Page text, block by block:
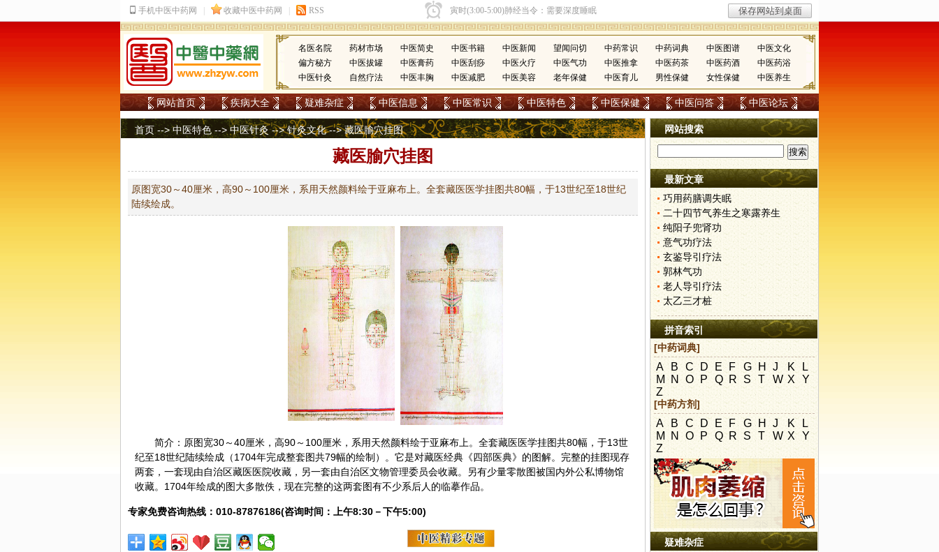
名医名院 药材市场 中医简史 中医书籍 中医新闻 望闻问切 中药常识 中药词典 中医图谱
中医文化
偏方秘方
中医拔罐 中医膏药 中医刮痧 中医火疗 中医气功 中医推拿 中医药茶 中医药酒
中医药浴
中医针灸
自然疗法 中医丰胸 中医减肥 中医美容 老年保健 中医育儿 男性保健 女性保健 中医养生
网站首页 疾病大全 疑难杂症 中医信息 中医常识 中医特色 中医保健 中医问答 中医论坛
首页 -->中医特色 -->中医针灸-->针灸文化--> 藏医腧穴挂图
藏医腧穴挂图
原图宽30～40厘米，高90～100厘米，系用天然颜料绘于亚麻布上。全套藏医医学挂图共80幅，于13世纪至18世纪
陆续绘成。
简介：原图宽30～40厘米，高90～100厘米，系用天然颜料绘于亚麻布上。全套藏医医学挂图共80幅，于13世
纪至18世纪陆续绘成（1704年完成整套图共79幅的绘制）。它是对藏医经典《四部医典》的图解。完整的挂图现存
两套，一套现由自治区藏医医院收藏，另一套由自治区文物管理委员会收藏。另有少量零散图被国内外公私博物馆
收藏。1704年绘成的图大多散佚，现在完整的这两套图有不少系后人的临摹作品。
专家免费咨询热线：010-87876186(咨询时间：上午8:30－下午5:00)
网站搜索
最新文章
巧用药膳调失眠
二十四节气养生之寒露养生
纯阳子兜肾功
意气功疗法
玄鉴导引疗法
郭林气功
老人导引疗法
太乙三才桩
拼音索引
[中药词典]
A B C D E F G H J K
L
M N O P Q R S T W X
Y
Z
[中药方剂]
A B C D E F G H J K
L
M N O P Q R S T W X
Y
Z
疑难杂症